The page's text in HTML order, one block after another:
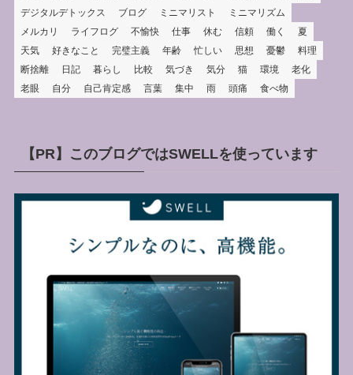
デジタルデトックス
ブログ ミニマリスト
ミニマリズム
メルカリ
ライフログ 不愉快 仕事 休む 信頼 働く
夏
天気
好きなこと 完璧主義 年齢 忙しい 思想 憂鬱
料理
断捨離
日記 暮らし 比較 気づき 気分 猫 環境
老化
老眼
自分 自己肯定感 言葉 集中 雨 頭痛 食べ物
【PR】このブログではSWELLを使っています